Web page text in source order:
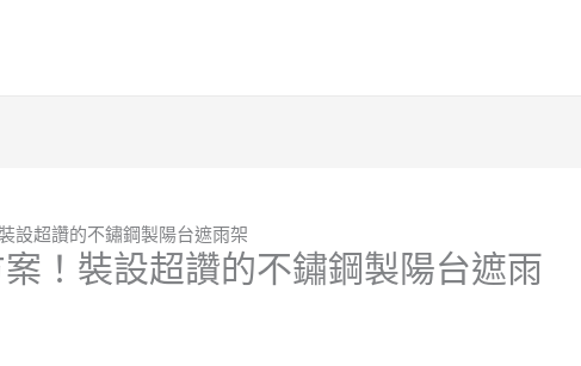
設超讚的不鏽鋼製陽台遮雨架
！裝設超讚的不鏽鋼製陽台遮雨